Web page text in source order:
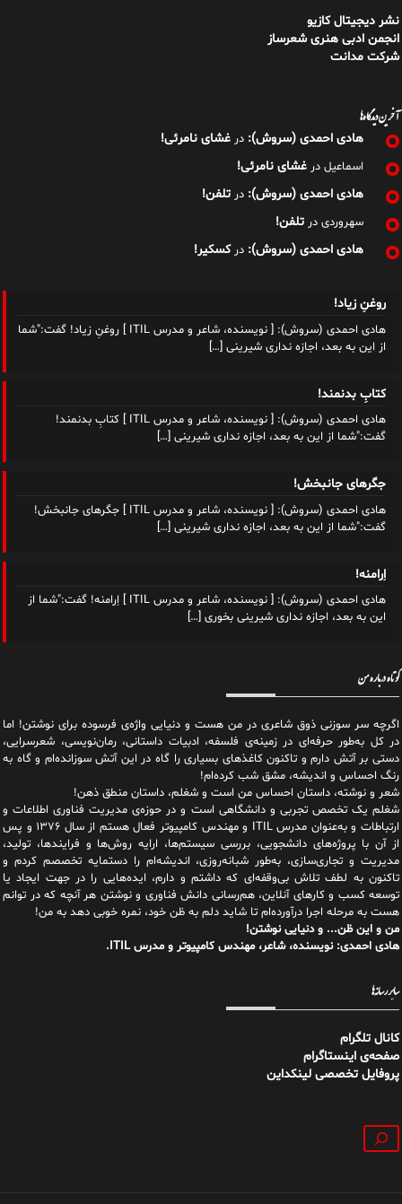
نشر دیجیتال کازیو
انجمن ادبی هنری شعرساز
شرکت مدانت
آخرین دیدگاه‌ها
هادی احمدی (سروش): در غشای نامرئی!
اسماعیل در غشای نامرئی!
هادی احمدی (سروش): در تلفن!
سهروردی در تلفن!
هادی احمدی (سروش): درکسکیر!
روغنِ زیاد!
هادی احمدی (سروش): [ نویسنده، شاعر و مدرس ITIL ] روغنِ زیاد! گفت:"شما
از این به بعد، اجازه نداری شیرینی […]
کتابِ بدنمند!
هادی احمدی (سروش): [ نویسنده، شاعر و مدرس ITIL ] کتابِ بدنمند!
گفت:"شما از این به بعد، اجازه نداری شیرینی […]
جگرهای جانبخش!
هادی احمدی (سروش): [ نویسنده، شاعر و مدرس ITIL ] جگرهای جانبخش!
گفت:"شما از این به بعد، اجازه نداری شیرینی […]
اِرامنه!
هادی احمدی (سروش): [ نویسنده، شاعر و مدرس ITIL ] اِرامنه! گفت:"شما از
این به بعد، اجازه نداری شیرینی بخوری […]
کوتاه درباره من
اگرچه سر سوزنی ذوق شاعری در من هست و دنیایی واژه‌‌ی فرسوده برای نوشتن! اما
در کل به‌طور حرفه‌ای در زمینه‌ی فلسفه، ادبیات داستانی، رمان‌نویسی، شعرسرایی،
دستی بر آتش دارم و تاکنون کاغذهای بسیاری را گاه در این آتش سوزانده‌ام و گاه به
رنگ احساس و اندیشه، مشق شب کرده‌ام!
شعر و نوشته، داستان احساس من است و شغلم، داستان منطق ذهن!
شغلم یک تخصص تجربی و دانشگاهی است و در حوزه‌ی مدیریت فناوری اطلاعات و
ارتباطات و به‌عنوان مدرس ITIL و مهندس کامپیوتر فعال هستم از سال ۱۳۷۶ و پس
از آن با پروژه‌های دانشجویی، بررسی سیستم‌ها، ارایه روش‌ها و فرایندها، تولید،
مدیریت و تجاری‌سازی، به‌طور شبانه‌روزی، اندیشه‌ام را دستمایه تخصصم کردم و
تاکنون به لطف تلاش بی‌وقفه‌ای که داشتم و دارم، اید‌ه‌هایی را در جهت ایجاد یا
توسعه کسب و کارهای آنلاین، هم‌رسانی دانش فناوری و نوشتن هر آنچه که در توانم
هست به مرحله اجرا درآورده‌ام تا شاید دلم به ظن خود، نمره خوبی دهد به من!
من و این ظن... و دنیایی نوشتن!
هادی احمدی: نویسنده، شاعر، مهندس کامپیوتر و مدرس ITIL.
سایر رسانه‌ها
کانال تلگرام
صفحه‌ی اینستاگرام
پروفایل تخصصی لینکداین
جستجو